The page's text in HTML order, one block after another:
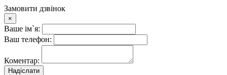
Замовити дзвінок
×
Ваше ім`я:
Ваш телефон:
Коментар:
Надіслати